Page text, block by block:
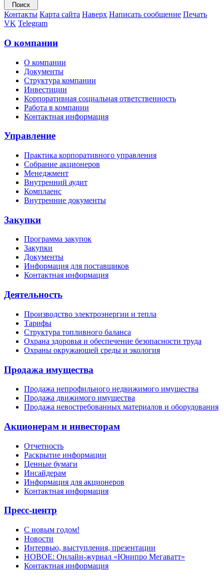
Контакты Карта сайта Наверх Написать сообщение Печать
VK Telegram
О компании
О компании
Документы
Структура компании
Инвестиции
Корпоративная социальная ответственность
Работа в компании
Контактная информация
Управление
Практика корпоративного управления
Собрание акционеров
Менеджмент
Внутренний аудит
Комплаенс
Внутренние документы
Закупки
Программа закупок
Закупки
Документы
Информация для поставщиков
Контактная информация
Деятельность
Производство электроэнергии и тепла
Тарифы
Структура топливного баланса
Охрана здоровья и обеспечение безопасности труда
Охраны окружающей среды и экология
Продажа имущества
Продажа непрофильного недвижимого имущества
Продажа движимого имущества
Продажа невостребованных материалов и оборудования
Акционерам и инвесторам
Отчетность
Раскрытие информации
Ценные бумаги
Инсайдерам
Информация для акционеров
Контактная информация
Пресс-центр
С новым годом!
Новости
Интервью, выступления, презентации
НОВОЕ: Онлайн-журнал «Юнипро Мегаватт»
Контактная информация